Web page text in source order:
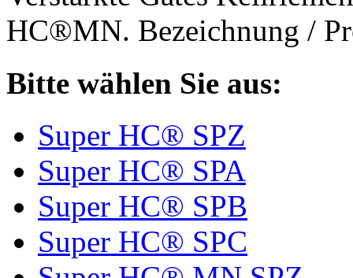
HC®MN. Bezeichnung /
Bitte wählen Sie aus:
Super HC® SPZ
Super HC® SPA
Super HC® SPB
Super HC® SPC